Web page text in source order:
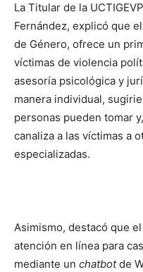
La Titular de la
Fernández, explicó que
de Género, ofrece un
víctimas de violencia
asesoría psicológica y
manera individual,
personas pueden tomar
canaliza a las víctimas a
especializadas.
Asimismo, destacó que
atención en línea para
mediante un chatbotde